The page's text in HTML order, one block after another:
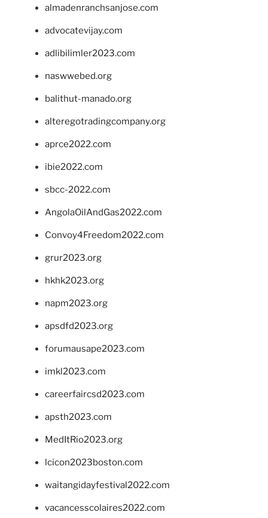
almadenranchsanjose.com
advocatevijay.com
adlibilimler2023.com
naswwebed.org
balithut-manado.org
alteregotradingcompany.org
aprce2022.com
ibie2022.com
sbcc-2022.com
AngolaOilAndGas2022.com
Convoy4Freedom2022.com
grur2023.org
hkhk2023.org
napm2023.org
apsdfd2023.org
forumausape2023.com
imkl2023.com
careerfaircsd2023.com
apsth2023.com
MedItRio2023.org
lcicon2023boston.com
waitangidayfestival2022.com
vacancesscolaires2022.com